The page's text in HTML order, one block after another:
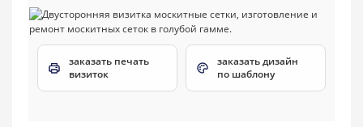
заказать печать
визиток
заказать дизайн
по шаблону